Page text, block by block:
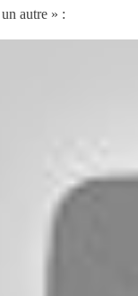
autre » :